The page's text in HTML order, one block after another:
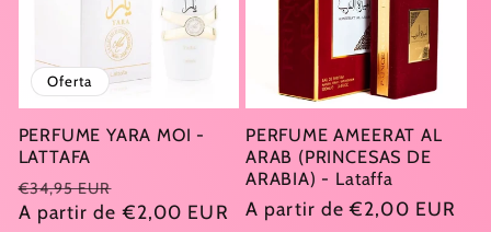
Oferta
PERFUME YARA MOI -
LATTAFA
Precio
habitual
€34,95 EUR
de
A partir de €2,00 EUR
PERFUME AMEERAT AL
ARAB (PRINCESAS DE
ARABIA) - Lataffa
Precio
A partir de €2,00 EUR